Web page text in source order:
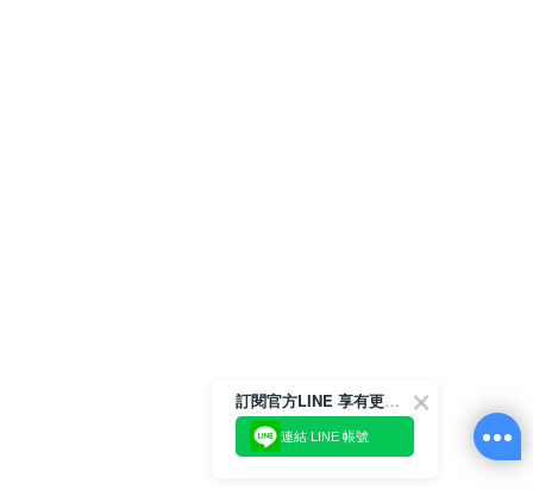
訂閱官方LINE 享有更多優惠
連結 LINE 帳號